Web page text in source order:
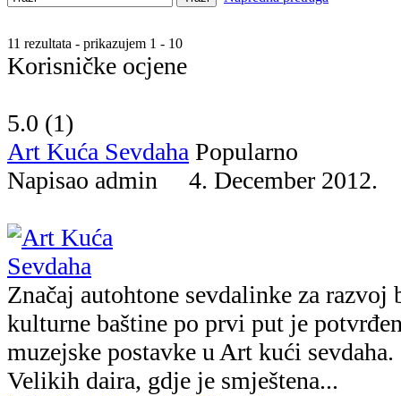
11 rezultata - prikazujem 1 - 10
Korisničke ocjene
5.0 (1)
Art Kuća Sevdaha Popularno
Napisao admin 4. December
Značaj autohtone sevdalinke za razvoj
kulturne baštine po prvi put je
muzejske postavke u Art kući
Velikih daira, gdje je smještena...